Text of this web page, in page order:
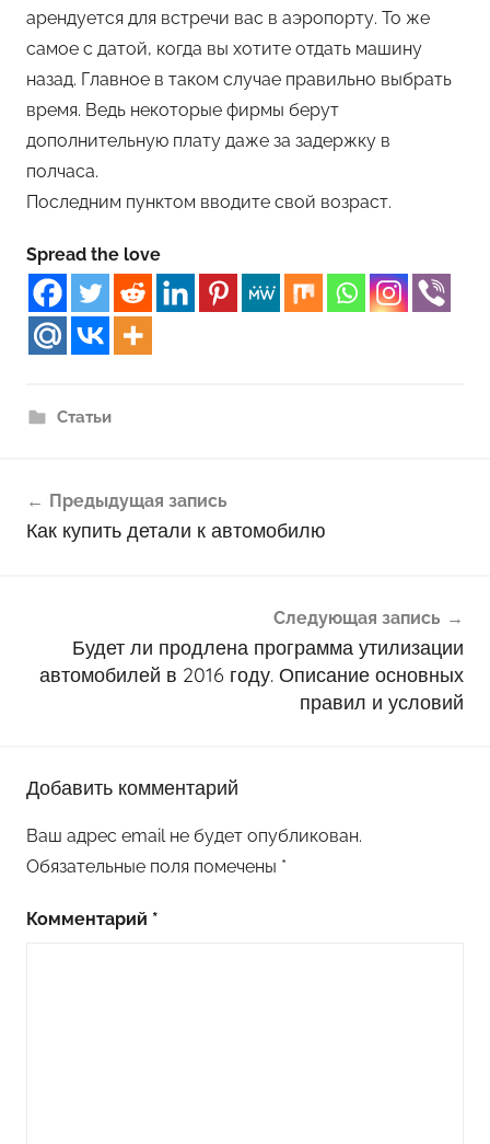
арендуется для встречи вас в аэропорту. То же
самое с датой, когда вы хотите отдать машину
назад. Главное в таком случае правильно выбрать
время. Ведь некоторые фирмы берут
дополнительную плату даже за задержку в
полчаса.
Последним пунктом вводите свой возраст.
Spread the love
Статьи
по
Предыдущая запись
Как купить детали к автомобилю
Следующая запись
Будет ли продлена программа утилизации
автомобилей в 2016 году. Описание основных
правил и условий
Добавить комментарий
Ваш адрес email не будет опубликован.
Обязательные поля помечены *
Комментарий *